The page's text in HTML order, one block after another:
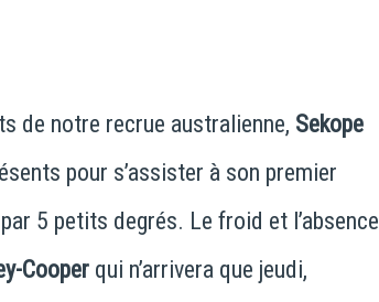
de notre recrue australienne, Sekope
pour s’assister à son premier
5 petits degrés. Le froid et l’absence
Cooper qui n’arrivera que jeudi,